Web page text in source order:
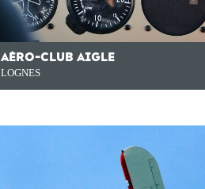
AÉRO-CLUB AIGLE
LOGNES